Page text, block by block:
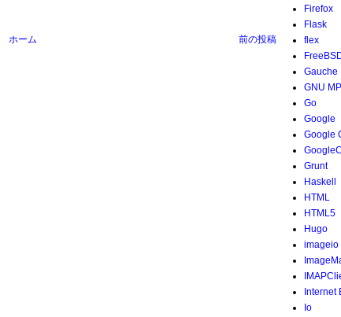
前の投稿
ホーム
Firefox
Flask
flex
Gauche
GNU
Go
Google
Google
Grunt
Haskell
HTML
HTML5
Hugo
imageio
Internet
Io